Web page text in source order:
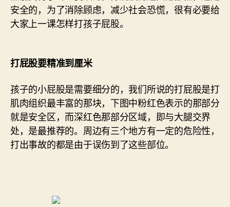
安全的，为了消除顾虑，减少社会恐慌，很有必要给
大家上一课怎样打孩子屁股。
打屁股要精准到厘米
孩子的小屁股是需要细分的，我们所说的打屁股是打
肌肉组织最丰富的那块，下图中粉红色表示的那部分
就是安全区，而深红色那部分区域，即与大腿交界
处，是最推荐的。周边有三个地方有一定的危险性，
打出事故的都是由于误伤到了这些部位。